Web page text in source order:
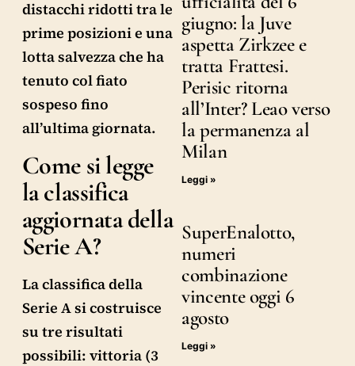
distacchi ridotti tra le
prime posizioni e una
lotta salvezza che ha
tenuto col fiato
sospeso fino
all’ultima giornata.
Come si legge
la classifica
aggiornata della
Serie A?
La classifica della
Serie A si costruisce
su tre risultati
possibili: vittoria (3
giugno: la Juve
aspetta Zirkzee e
tratta Frattesi.
Perisic ritorna
all’Inter? Leao verso
la permanenza al
Milan
Leggi »
SuperEnalotto,
numeri
combinazione
vincente oggi 6
agosto
Leggi »